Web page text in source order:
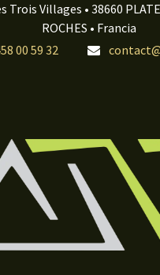
Trois Villages • 38660
ROCHES • Francia
00 59 32